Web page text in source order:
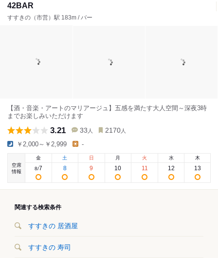
42BAR
すすきの（市営）駅 183m / バー
【酒・音楽・アートのマリアージュ】五感を満たす大人空間～深夜3時
までお楽しみいただけます
3.21 33 人 2170 人
￥2,000～￥2,999 -
空席
情報
金
8/7
土
8
日
9
月
10
火
11
水
12
木
13
関連する検索条件
すすきの 居酒屋
すすきの 寿司